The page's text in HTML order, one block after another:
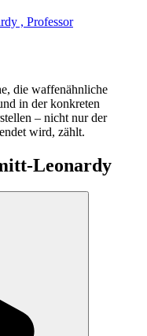
, Professor
die waffenähnliche
in der konkreten
– nicht nur der
wird, zählt.
Leonardy